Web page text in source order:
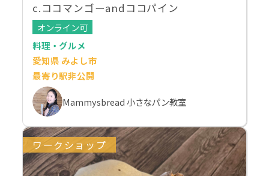
c.ココマンゴーandココパイン
オンライン可
料理・グルメ
愛知県 みよし市
最寄り駅非公開
Mammysbread 小さなパン教室
ワークショップ